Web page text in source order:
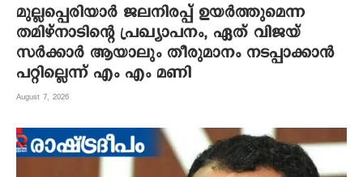
മുല്ലപ്പെരിയാർ ജലനിരപ്പ് ഉയർത്തുമെന്ന
തമിഴ്നാടിന്റെ പ്രഖ്യാപനം, ഏത് വിജയ്
സർക്കാർ ആയാലും തീരുമാനം നടപ്പാക്കാൻ
പറ്റില്ലെന്ന് എം എം മണി
August 7, 2026